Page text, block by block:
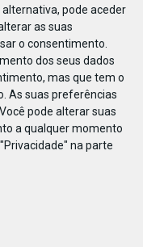
pode aceder
as suas
o consentimento.
dos seus dados
mas que tem o
As suas preferências
pode alterar suas
a qualquer momento
na parte